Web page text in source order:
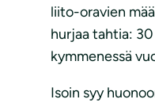
liito-oravien
hurjaa tahtia:
kymmenessä
Isoin syy